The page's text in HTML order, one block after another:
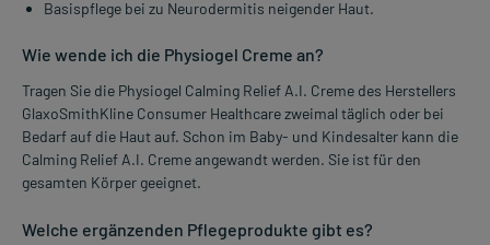
Basispflege bei zu Neurodermitis neigender Haut.
Wie wende ich die Physiogel Creme an?
Tragen Sie die Physiogel Calming Relief A.I. Creme des Herstellers
GlaxoSmithKline Consumer Healthcare zweimal täglich oder bei
Bedarf auf die Haut auf. Schon im Baby- und Kindesalter kann die
Calming Relief A.I. Creme angewandt werden. Sie ist für den
gesamten Körper geeignet.
Welche ergänzenden Pflegeprodukte gibt es?